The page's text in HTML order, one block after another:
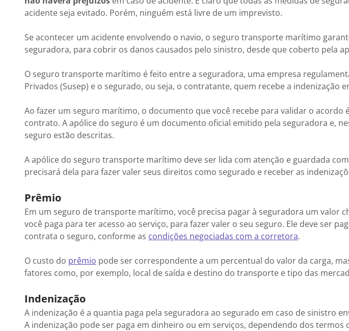
acidente seja evitado. Porém, ninguém está livre de um imprevisto.
Se acontecer um acidente envolvendo o navio, o seguro transporte marítimo
seguradora, para cobrir os danos causados pelo sinistro, desde que coberto pela
O seguro transporte marítimo é feito entre a seguradora, uma empresa
Privados (Susep) e o segurado, ou seja, o contratante, quem recebe a indenização
Ao fazer um seguro marítimo, o documento que você recebe para validar o acordo
contrato. A apólice do seguro é um documento oficial emitido pela seguradora e,
seguro estão descritas.
A apólice do seguro transporte marítimo deve ser lida com atenção e guardada
precisará dela para fazer valer seus direitos como segurado e receber as
Prêmio
Em um seguro de transporte marítimo, você precisa pagar à seguradora um valor
você paga para ter acesso ao serviço, para fazer valer o seu seguro. Ele deve ser
contrata o seguro, conforme as condições negociadas com a corretora.
O custo do prêmio pode ser correspondente a um percentual do valor da carga,
fatores como, por exemplo, local de saída e destino do transporte e tipo das
Indenização
A indenização é a quantia paga pela seguradora ao segurado em caso de sinistro
A indenização pode ser paga em dinheiro ou em serviços, dependendo dos termos